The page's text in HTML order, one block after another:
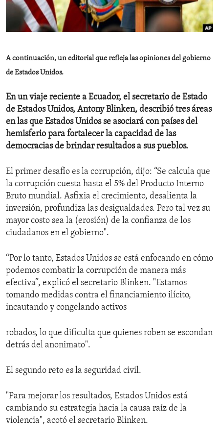
ENVIRONMENT AND HEALTH
IDEALS AND INSTITUTIONS
A continuación, un editorial que refleja las opiniones del gobierno
de Estados Unidos.
En un viaje reciente a Ecuador, el secretario de Estado
de Estados Unidos, Antony Blinken, describió tres áreas
en las que Estados Unidos se asociará con países del
hemisferio para fortalecer la capacidad de las
democracias de brindar resultados a sus pueblos.
El primer desafío es la corrupción, dijo: “Se calcula que
la corrupción cuesta hasta el 5% del Producto Interno
Bruto mundial. Asfixia el crecimiento, desalienta la
inversión, profundiza las desigualdades. Pero tal vez su
mayor costo sea la (erosión) de la confianza de los
ciudadanos en el gobierno".
“Por lo tanto, Estados Unidos se está enfocando en cómo
podemos combatir la corrupción de manera más
efectiva”, explicó el secretario Blinken. "Estamos
tomando medidas contra el financiamiento ilícito,
incautando y congelando activos
robados, lo que dificulta que quienes roben se escondan
detrás del anonimato".
El segundo reto es la seguridad civil.
"Para mejorar los resultados, Estados Unidos está
cambiando su estrategia hacia la causa raíz de la
violencia", acotó el secretario Blinken.